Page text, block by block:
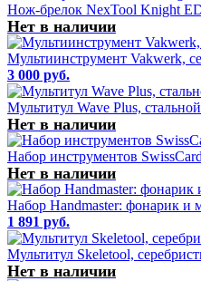
Нож-брелок NexTool Knight
Нет в наличии
Мультиинструмент Vakwerk,
3 000 руб.
Мультитул Wave Plus, стальной
Нет в наличии
Набор инструментов
Нет в наличии
Набор Handmaster: фонарик и
1 891 руб.
Мультитул Skeletool,
Нет в наличии